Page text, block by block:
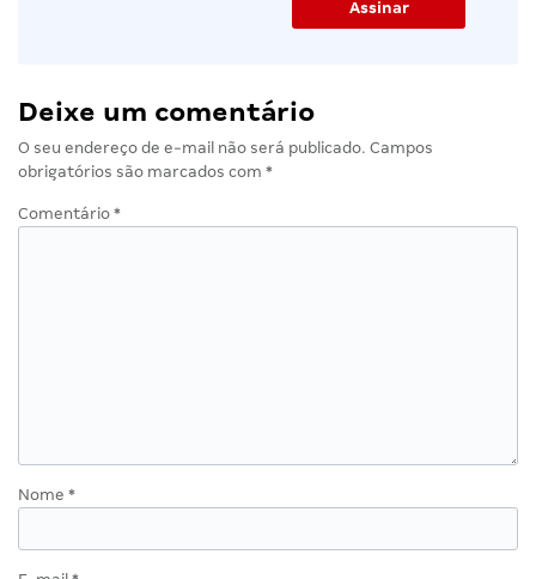
Deixe um comentário
O seu endereço de e-mail não será publicado. Campos
obrigatórios são marcados com *
Comentário *
Nome *